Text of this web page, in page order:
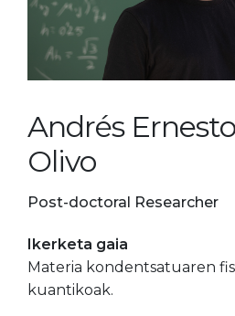
Andrés
Olivo
Post-doctoral Researcher
Ikerketa gaia
Materia kondentsatuaren
kuantikoak.